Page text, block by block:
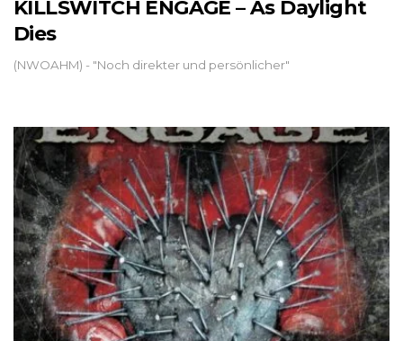
KILLSWITCH ENGAGE – As Daylight
Dies
(NWOAHM) - "Noch direkter und persönlicher"